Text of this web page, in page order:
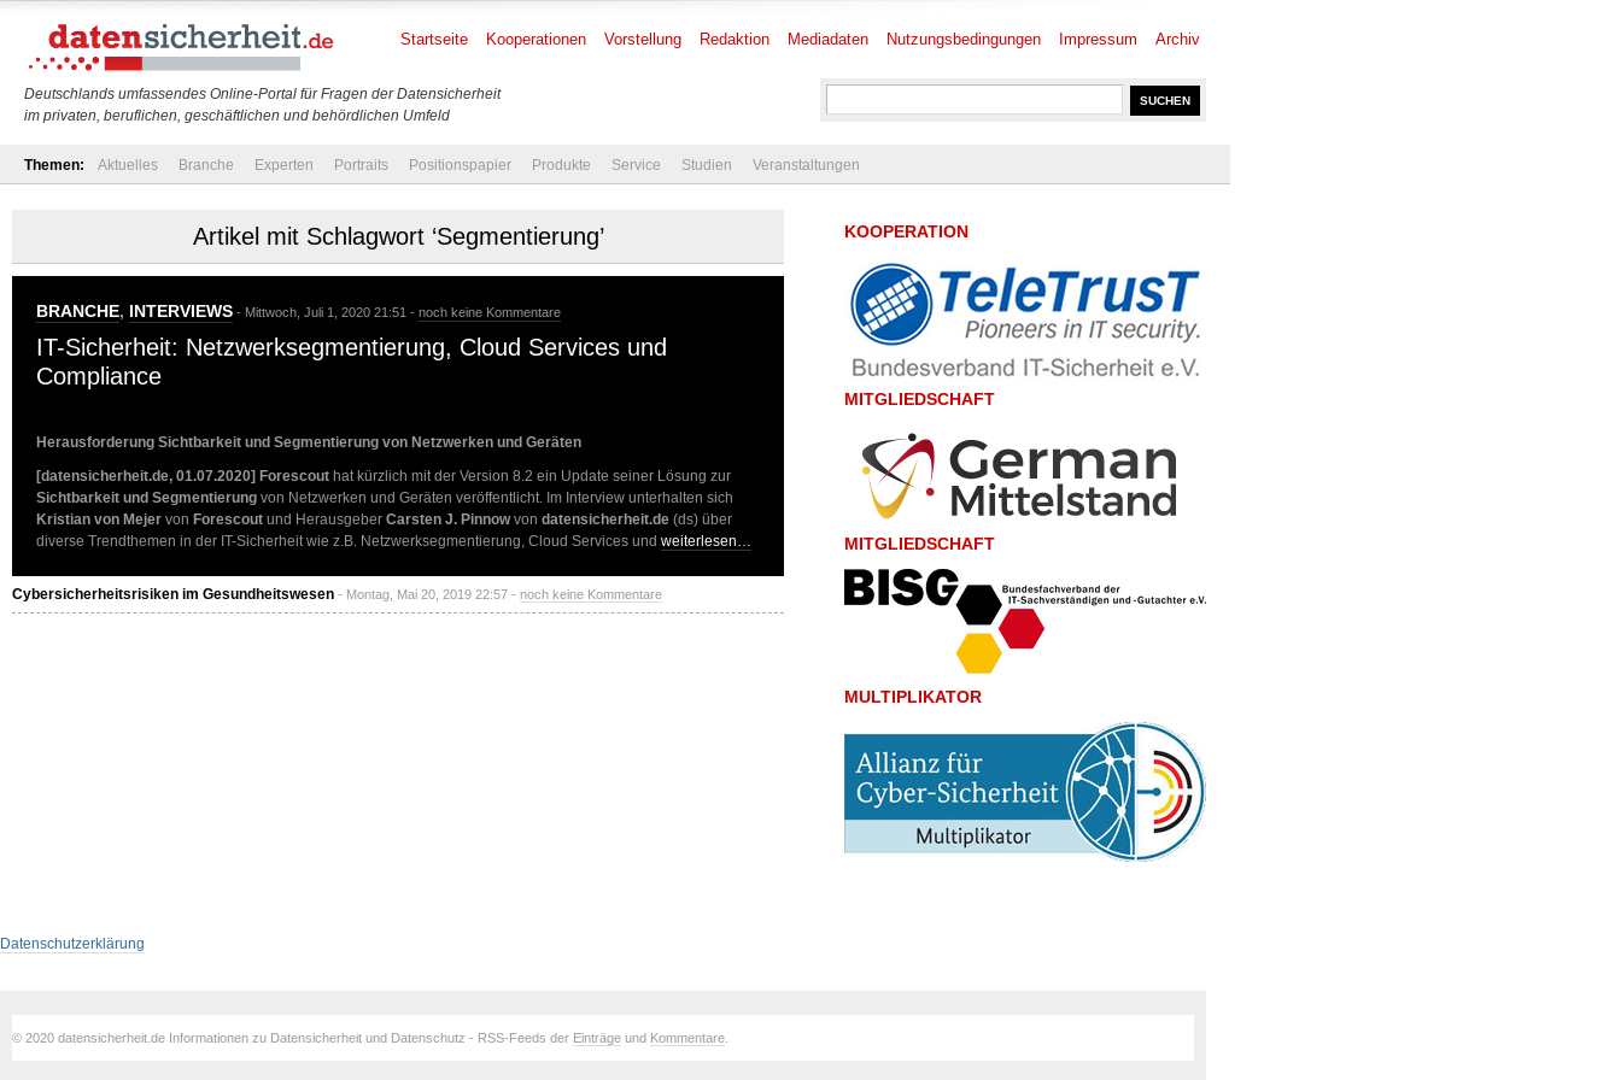
Deutschlands umfassendes Online-Portal für Fragen der Datensicherheit
im privaten, beruflichen, geschäftlichen und behördlichen Umfeld
Startseite Kooperationen Vorstellung Redaktion Mediadaten Nutzungsbedingungen Impressum Archiv
Themen: Aktuelles Branche Experten Portraits Positionspapier Produkte Service Studien Veranstaltungen
Artikel mit Schlagwort ‘Segmentierung’
BRANCHE, INTERVIEWS - Mittwoch, Juli 1, 2020 21:51 - noch keine Kommentare
IT-Sicherheit: Netzwerksegmentierung, Cloud Services und
Compliance
Herausforderung Sichtbarkeit und Segmentierung von Netzwerken und Geräten
[datensicherheit.de, 01.07.2020] Forescout hat kürzlich mit der Version 8.2 ein Update seiner Lösung zur
Sichtbarkeit und Segmentierung von Netzwerken und Geräten veröffentlicht. Im Interview unterhalten sich
Kristian von Mejer von Forescout und Herausgeber Carsten J. Pinnowvon datensicherheit.de (ds) über
diverse Trendthemen in der IT-Sicherheit wie z.B. Netzwerksegmentierung, Cloud Services und weiterlesen…
Cybersicherheitsrisiken im Gesundheitswesen - Montag, Mai 20, 2019 22:57 - noch keine Kommentare
KOOPERATION
MITGLIEDSCHAFT
MITGLIEDSCHAFT
MULTIPLIKATOR
Datenschutzerklärung
© 2020 datensicherheit.de Informationen zu Datensicherheit und Datenschutz - RSS-Feeds der Einträge und Kommentare